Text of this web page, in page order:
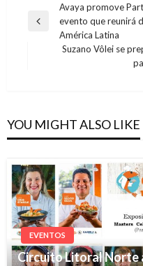
Navegação
de
Previous
Avaya promove
evento que reunirá
América Latina
Suzano Vôlei se
YOU MIGHT ALSO LIKE
EVENTOS
Circuito Litoral Norte